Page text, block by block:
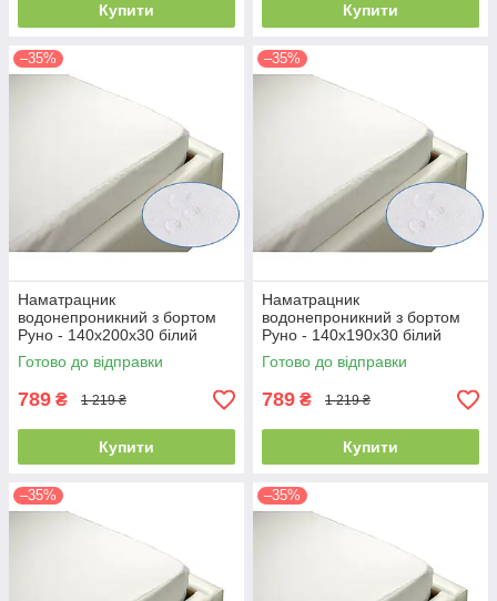
Купити Купити
–35%
Наматрацник
водонепроникний з бортом
Руно - 140x200x30 білий
(21382)
Готово до відправки
789 ₴ 1 219 ₴
Купити
–35%
Наматрацник
водонепроникний з бортом
Руно - 140x190x30 білий
(21387)
Готово до відправки
789 ₴ 1 219 ₴
Купити
–35% –35%